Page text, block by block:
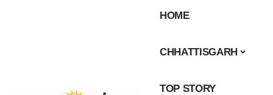
HOME
CHHATTISGARH
TOP STORY